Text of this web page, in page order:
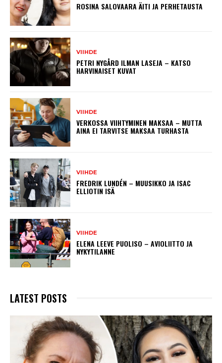
ROSINA SALOVAARA ÄITI JA PERHETAUSTA
VIIHDE
PETRI NYGÅRD ILMAN LASEJA – KATSO
HARVINAISET KUVAT
VIIHDE
VERKOSSA VIIHTYMINEN MAKSAA – MUTTA
AINA EI TARVITSE MAKSAA TURHASTA
VIIHDE
FREDRIK LUNDÉN – MUUSIKKO JA ISAC
ELLIOTIN ISÄ
VIIHDE
ELENA LEEVE PUOLISO – AVIOLIITTO JA
NYKYTILANNE
LATEST POSTS